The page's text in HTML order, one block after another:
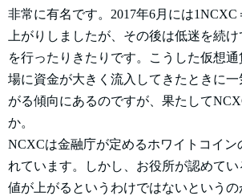
非常に有名です。2017年6月には1NCXC
上がりしましたが、その後は低迷を続
を行ったりきたりです。こうした仮想
場に資金が大きく流入してきたときに
がる傾向にあるのですが、果たして
か。
NCXCは金融庁が定めるホワイトコイン
れています。しかし、お役所が認めて
値が上がるというわけではないという